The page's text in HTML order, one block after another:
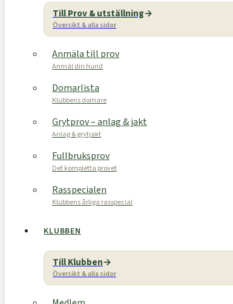
Till Prov & utställning
Översikt & alla sidor
Anmäla till prov
Anmäl din hund
Domarlista
Klubbens domare
Grytprov – anlag & jakt
Anlag & grytjakt
Fullbruksprov
Det kompletta provet
Rasspecialen
Klubbens årliga rasspecial
KLUBBEN
Till Klubben
Översikt & alla sidor